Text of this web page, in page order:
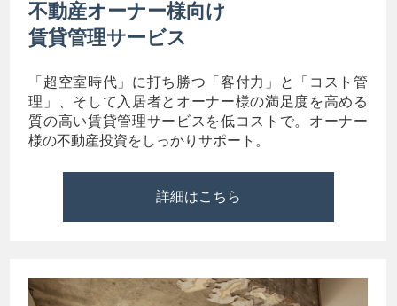
不動産オーナー様向け
賃貸管理サービス
「超空室時代」に打ち勝つ「客付力」と「コスト管
理」、そして入居者とオーナー様の満足度を高める
質の高い賃貸管理サービスを低コストで。オーナー
様の不動産投資をしっかりサポート。
詳細はこちら